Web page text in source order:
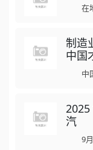
在地
制造
中国
中国
汽
9月